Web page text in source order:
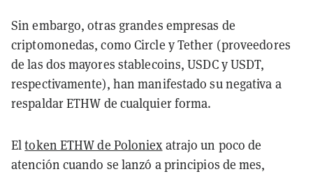
Sin embargo, otras grandes empresas de
criptomonedas, como Circle y Tether (proveedores
de las dos mayores stablecoins, USDC y USDT,
respectivamente), han manifestado su negativa a
respaldar ETHW de cualquier forma.
Eltoken ETHW de Poloniexatrajo un poco de
atención cuando se lanzó a principios de mes,